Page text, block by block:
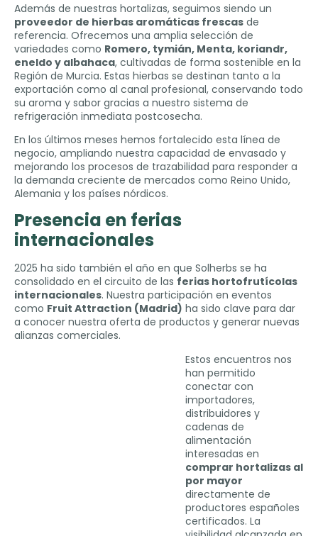
Además de nuestras hortalizas, seguimos siendo un
proveedor de hierbas aromáticas frescas de
referencia. Ofrecemos una amplia selección de
variedades como Romero, tymián, Menta, koriandr,
eneldo y albahaca, cultivadas de forma sostenible en la
Región de Murcia. Estas hierbas se destinan tanto a la
exportación como al canal profesional, conservando todo
su aroma y sabor gracias a nuestro sistema de
refrigeración inmediata postcosecha.
En los últimos meses hemos fortalecido esta línea de
negocio, ampliando nuestra capacidad de envasado y
mejorando los procesos de trazabilidad para responder a
la demanda creciente de mercados como Reino Unido,
Alemania y los países nórdicos.
Presencia en ferias
internacionales
2025 ha sido también el año en que Solherbs se ha
consolidado en el circuito de las ferias hortofrutícolas
internacionales. Nuestra participación en eventos
como Fruit Attraction (Madrid) ha sido clave para dar
a conocer nuestra oferta de productos y generar nuevas
alianzas comerciales.
Estos encuentros nos
han permitido
conectar con
importadores,
distribuidores y
cadenas de
alimentación
interesadas en
comprar hortalizas al
por mayor
directamente de
productores españoles
certificados. La